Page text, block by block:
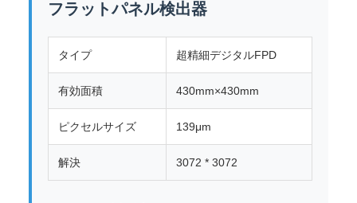
フラットパネル検出器
タイプ 超精細デジタルFPD
有効面積 430mm×430mm
ピクセルサイズ 139μm
解決 3072 * 3072